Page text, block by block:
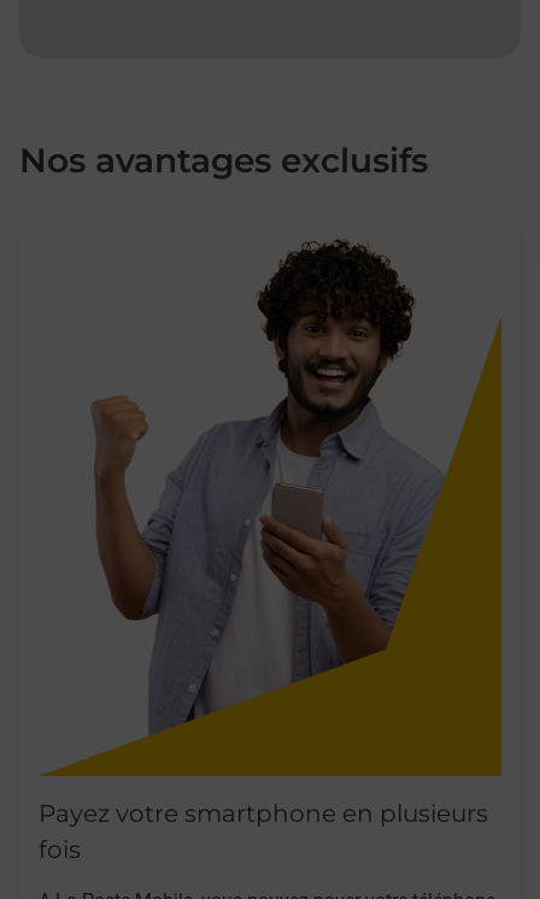
Nos avantages exclusifs
Payez votre smartphone en plusieurs
fois